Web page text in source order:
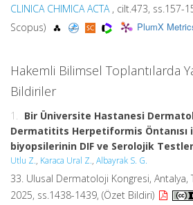
CLINICA CHIMICA ACTA , cilt.473, ss.157-
Scopus)
PlumX
Hakemli Bilimsel Toplantılarda
Bildiriler
1.
Bir Üniversite Hastanesi
Dermatitits Herpetiformis Öntanısı
biyopsilerinin DIF ve Serolojik
Utlu Z., Karaca Ural Z., Albayrak S. G.
33. Ulusal Dermatoloji Kongresi, Antalya,
2025, ss.1438-1439, (Özet Bildiri)